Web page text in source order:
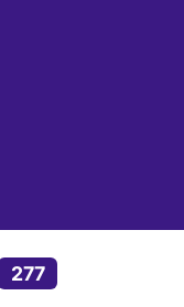
277